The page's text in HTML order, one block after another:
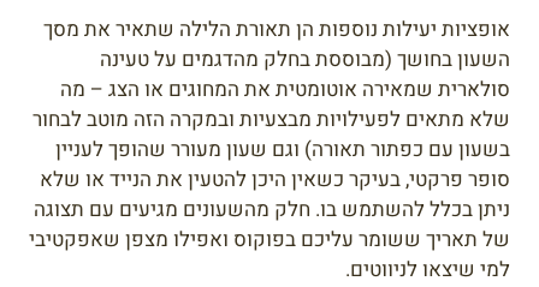
אופציות יעילות נוספות הן תאורת הלילה שתאיר את מסך
השעון בחושך (מבוססת בחלק מהדגמים על טעינה
סולארית שמאירה אוטומטית את המחוגים או הצג – מה
שלא מתאים לפעילויות מבצעיות ובמקרה הזה מוטב לבחור
בשעון עם כפתור תאורה) וגם שעון מעורר שהופך לעניין
סופר פרקטי, בעיקר כשאין היכן להטעין את הנייד או שלא
ניתן בכלל להשתמש בו. חלק מהשעונים מגיעים עם תצוגה
של תאריך ששומר עליכם בפוקוס ואפילו מצפן שאפקטיבי
למי שיצאו לניווטים.